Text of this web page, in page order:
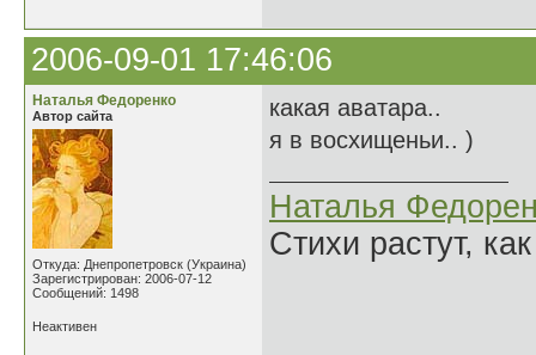
2006-09-01 17:46:06
Наталья Федоренко
Автор сайта
Откуда: Днепропетровск (Украина)
Зарегистрирован: 2006-07-12
Сообщений: 1498
какая аватара..
я в восхищеньи.. )
Наталья
Стихи растут,
Неактивен